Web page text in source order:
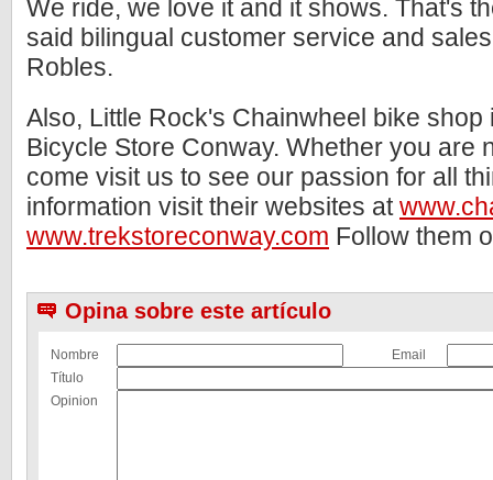
We ride, we love it and it shows. That's
said bilingual customer service and
Robles.
Also, Little Rock's Chainwheel bike
Bicycle Store Conway. Whether you are
come visit us to see our passion for all
information visit their websites at
www.trekstoreconway.com Follow them
Opina sobre este artículo
Nombre
Email
Título
Opinion